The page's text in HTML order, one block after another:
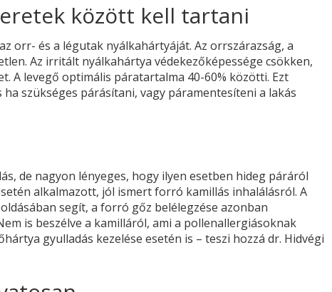
között kell tartani
orr- és a légutak nyálkahártyáját. Az orrszárazság, a
Az irritált nyálkahártya védekezőképessége csökken,
A levegő optimális páratartalma 40-60% közötti. Ezt
szükséges párásítani, vagy páramentesíteni a lakás
de nagyon lényeges, hogy ilyen esetben hideg páráról
alkalmazott, jól ismert forró kamillás inhalálásról. A
segít, a forró gőz belélegzése azonban
is beszélve a kamilláról, ami a pollenallergiásoknak
gyulladás kezelése esetén is – teszi hozzá dr. Hidvégi